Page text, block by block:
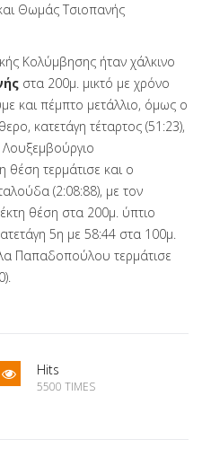
Θωμάς Τσιοπανής
Koλύμβησης ήταν χάλκινο
στα 200μ. μικτό με χρόνο
και πέμπτο μετάλλιο, όμως ο
κατετάγη τέταρτος (51:23),
θέση τερμάτισε και ο
(2:08:88), με τον
θέση στα 200μ. ύπτιο
5η με 58:44 στα 100μ.
Παπαδοπούλου τερμάτισε
Hits
5500 TIMES